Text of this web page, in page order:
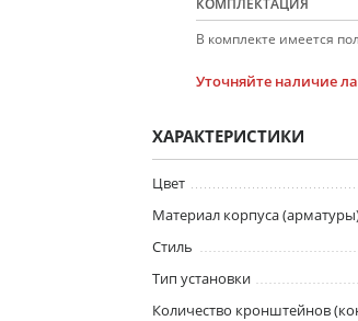
КОМПЛЕКТАЦИЯ
В комплекте имеется
Уточняйте наличие
ХАРАКТЕРИСТИКИ
Цвет
Материал корпуса
Стиль
Тип установки
Количество кронштейнов